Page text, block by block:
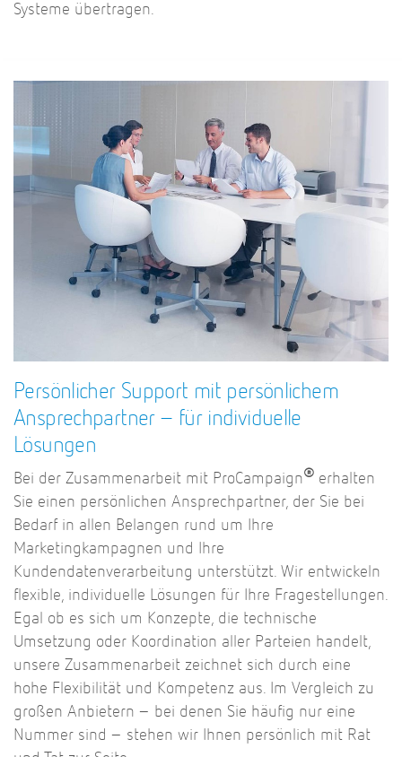
Systeme übertragen.
Persönlicher Support mit persönlichem
Ansprechpartner – für individuelle
Lösungen
Bei der Zusammenarbeit mit ProCampaign® erhalten
Sie einen persönlichen Ansprechpartner, der Sie bei
Bedarf in allen Belangen rund um Ihre
Marketingkampagnen und Ihre
Kundendatenverarbeitung unterstützt. Wir entwickeln
flexible, individuelle Lösungen für Ihre Fragestellungen.
Egal ob es sich um Konzepte, die technische
Umsetzung oder Koordination aller Parteien handelt,
unsere Zusammenarbeit zeichnet sich durch eine
hohe Flexibilität und Kompetenz aus. Im Vergleich zu
großen Anbietern – bei denen Sie häufig nur eine
Nummer sind – stehen wir Ihnen persönlich mit Rat